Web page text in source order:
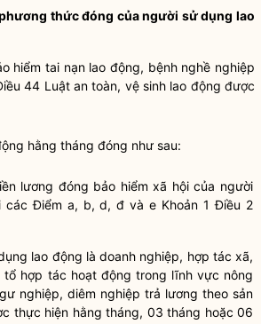
thức đóng của người sử dụng lao
hiểm tai nạn lao động, bệnh nghề nghiệp
44 Luật an toàn, vệ sinh lao độngđược
hằng tháng đóng như sau:
lương đóng bảo hiểm xã hội của người
cácĐiểm a, b, d, đ và e Khoản 1 Điều 2
lao động là doanh nghiệp, hợp tác xã,
tổ hợp tác hoạt động trong lĩnh vực nông
nghiệp, diêm nghiệp trả lương theo sản
thực hiện hằng tháng, 03 tháng hoặc 06